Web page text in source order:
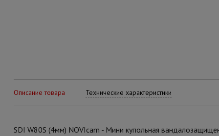
Описание товара Технические характеристики
SDI W80S (4мм) NOVIcam - Мини купольная